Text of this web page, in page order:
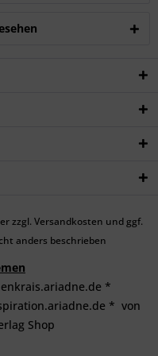
zzgl. Versandkosten und ggf.
anders beschrieben
*
* von
Shop